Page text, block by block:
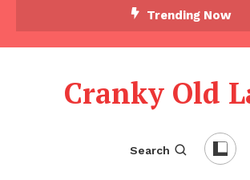
Trending Now
Cranky Old
Search